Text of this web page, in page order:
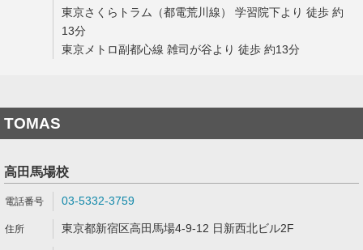
東京さくらトラム（都電荒川線） 学習院下より 徒歩 約
13分
東京メトロ副都心線 雑司が谷より 徒歩 約13分
TOMAS
高田馬場校
03-5332-3759
東京都新宿区高田馬場4-9-12 日新西北ビル2F